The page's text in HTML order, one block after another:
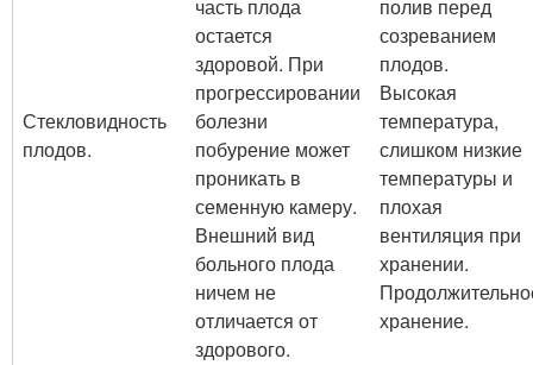
Стекловидность
плодов.
часть плода
остается
здоровой. При
прогрессировании
болезни
побурение может
проникать в
семенную камеру.
Внешний вид
больного плода
ничем не
отличается от
здорового.
полив перед
созреванием
плодов.
Высокая
температура,
слишком низкие
температуры и
плохая
вентиляция при
хранении.
хранение.